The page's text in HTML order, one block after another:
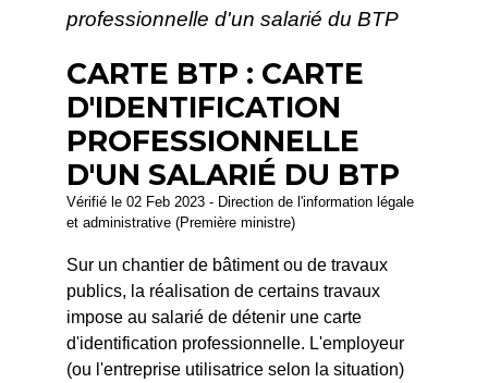
professionnelle d'un salarié du BTP
CARTE BTP : CARTE
D'IDENTIFICATION
PROFESSIONNELLE
D'UN SALARIÉ DU BTP
Vérifié le 02 Feb 2023 - Direction de l'information légale
et administrative (Première ministre)
Sur un chantier de bâtiment ou de travaux
publics, la réalisation de certains travaux
impose au salarié de détenir une carte
d'identification professionnelle. L'employeur
(ou l'entreprise utilisatrice selon la situation)